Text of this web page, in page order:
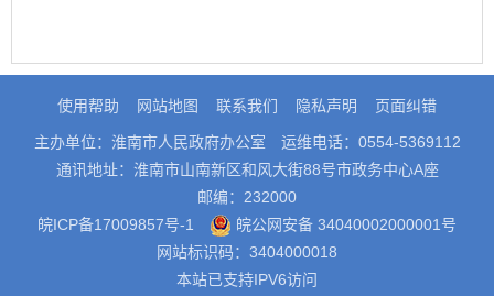
使用帮助 网站地图 联系我们 隐私声明 页面纠错
主办单位：淮南市人民政府办公室
运维电话：0554-5369112
通讯地址：淮南市山南新区和风大街88号市政务中心A座
邮编：232000
皖ICP备17009857号-1
皖公网安备 34040002000001号
网站标识码：3404000018
本站已支持IPV6访问